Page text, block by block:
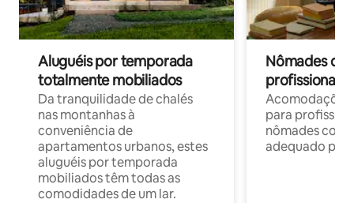
Aluguéis por temporada
totalmente mobiliados
Da tranquilidade de chalés
nas montanhas à
conveniência de
apartamentos urbanos, estes
aluguéis por temporada
mobiliados têm todas as
comodidades de um lar.
Nômades
profissionais
para
nômades com
adequado